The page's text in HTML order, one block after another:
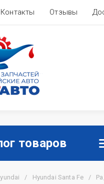
Контакты Отзывы
товаров
/ Hyundai Santa Fe /